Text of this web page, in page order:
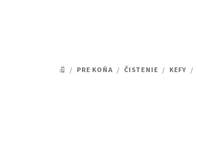
DOMOV
/ PRE KOŇA / ČISTENIE / KEFY /